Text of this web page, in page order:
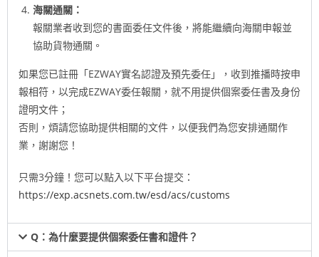
海關通關：
報關業者收到您的書面委任文件後，將能繼續向海關申報並
協助貨物通關。
如果您已註冊「EZWAY實名認證及預先委任」，收到推播時按申
報相符，以完成EZWAY委任報關，就不用提供個案委任書及身份
證明文件；
否則，煩請您協助提供相關的文件，以便我們為您安排通關作
業，謝謝您！
只需3分鐘！您可以點入以下平台提交：
https://exp.acsnets.com.tw/esd/acs/customs
Q：為什麼要提供個案委任書和證件？